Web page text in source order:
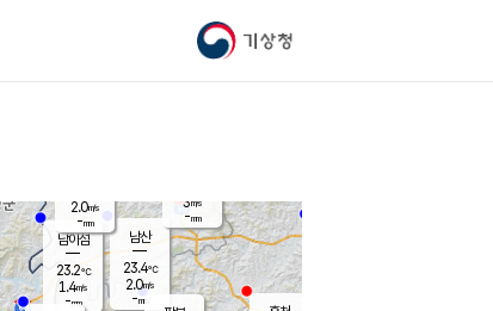
기상청
남이섬
23.2℃
1.4m/s
-mm
남산
23.4℃
2.0m/s
-mm
2.0m/s
-mm
3m/s
-mm